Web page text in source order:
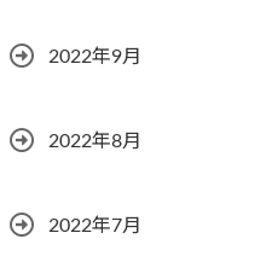
2022年9月
2022年8月
2022年7月